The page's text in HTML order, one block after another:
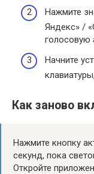
Нажмите
Яндекс» /
голосовую
Начните
Как заново
Нажмите кнопку
секунд, пока
Откройте